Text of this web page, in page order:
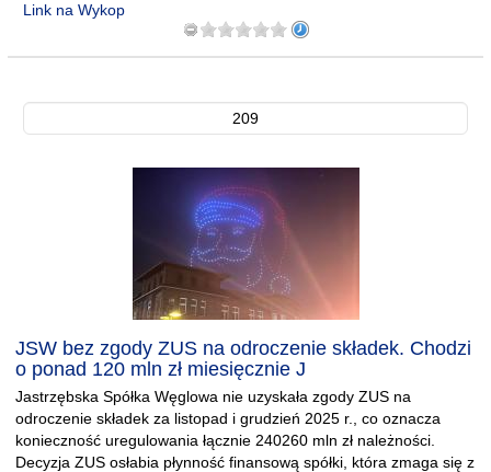
Link na Wykop
209
JSW bez zgody ZUS na odroczenie składek. Chodzi
o ponad 120 mln zł miesięcznie J
Jastrzębska Spółka Węglowa nie uzyskała zgody ZUS na
odroczenie składek za listopad i grudzień 2025 r., co oznacza
konieczność uregulowania łącznie 240260 mln zł należności.
Decyzja ZUS osłabia płynność finansową spółki, która zmaga się z